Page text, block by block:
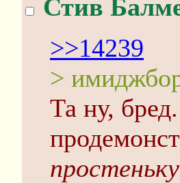
Стив
>>14239
>
Та ну,